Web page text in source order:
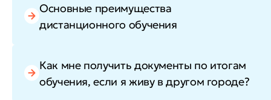
Основные преимущества
дистанционного обучения
Как мне получить документы по итогам
обучения, если я живу в другом городе?